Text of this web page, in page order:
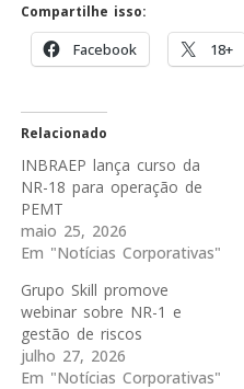
Compartilhe isso:
Facebook 18+
Relacionado
INBRAEP lança curso da
NR-18 para operação de
PEMT
maio 25, 2026
Em "Notícias Corporativas"
Grupo Skill promove
webinar sobre NR-1 e
gestão de riscos
julho 27, 2026
Em "Notícias Corporativas"